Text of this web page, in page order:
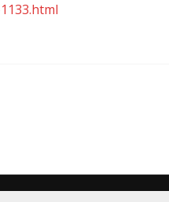
unter dem Einfluss von